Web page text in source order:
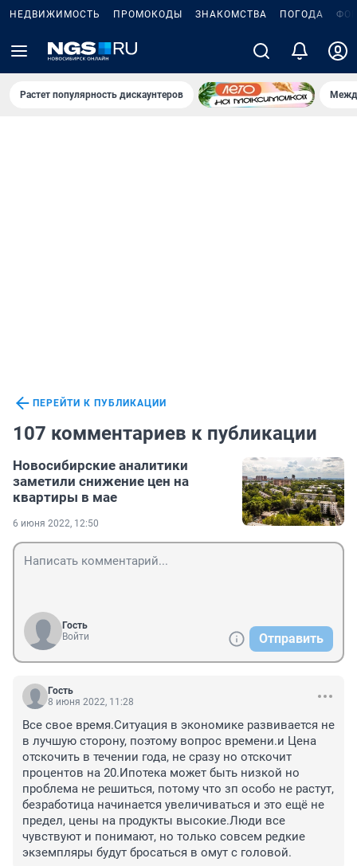
НЕДВИЖИМОСТЬ ПРОМОКОДЫ ЗНАКОМСТВА ПОГОДА
Растет популярность дискаунтеров
ПЕРЕЙТИ К ПУБЛИКАЦИИ
107 комментариев к публикации
Новосибирские аналитики
заметили снижение цен на
квартиры в мае
6 июня 2022, 12:50
Гость
Войти
Отправить
Гость
8 июня 2022, 11:28
Все свое время.Ситуация в экономике развивается не
в лучшую сторону, поэтому вопрос времени.и Цена
отскочить в течении года, не сразу но отскочит
процентов на 20.Ипотека может быть низкой но
проблема не решиться, потому что зп особо не растут,
безработица начинается увеличиваться и это ещё не
предел, цены на продукты высокие.Люди все
чувствуют и понимают, но только совсем редкие
экземпляры будут бросаться в омут с головой.